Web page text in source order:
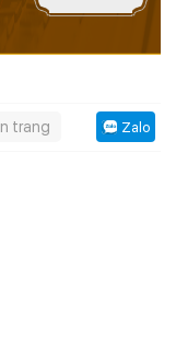
In trang Zalo